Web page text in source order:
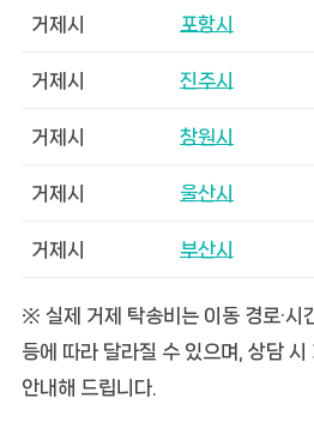
거제시 포항시
거제시 진주시
거제시 창원시
거제시 울산시
거제시 부산시
※ 실제 거제 탁송비는 이동 경로·시
등에 따라 달라질 수 있으며, 상담 시
안내해 드립니다.